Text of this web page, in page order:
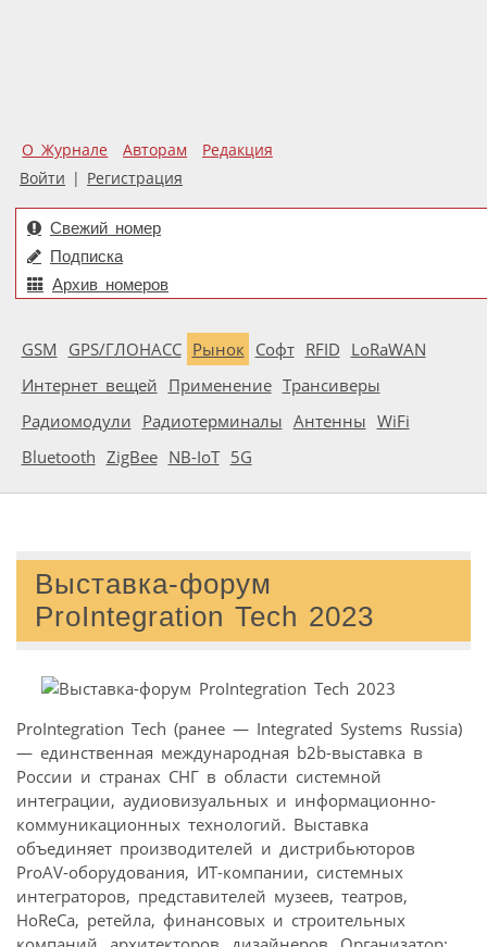
О Журнале Авторам
Редакция
Войти | Регистрация
Свежий номер
Подписка
Архив номеров
GSM GPS/ГЛОНАСС Рынок Софт RFID LoRaWAN
Интернет вещей Применение Трансиверы
Радиомодули Радиотерминалы Антенны WiFi
Bluetooth ZigBee NB-IoT 5G
Выставка-форум
ProIntegration Tech 2023
ProIntegration Tech (ранее — Integrated Systems Russia)
— единственная международная b2b-выставка в
России и странах СНГ в области системной
интеграции, аудиовизуальных и информационно-
коммуникационных технологий. Выставка
объединяет производителей и дистрибьюторов
ProAV-оборудования, ИT-компании, системных
интеграторов, представителей музеев, театров,
HoReCa, ретейла, финансовых и строительных